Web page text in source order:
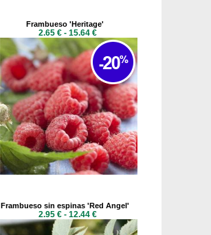
Frambueso 'Heritage'
2.65 € - 15.64 €
Frambueso sin espinas 'Red Angel'
2.95 € - 12.44 €